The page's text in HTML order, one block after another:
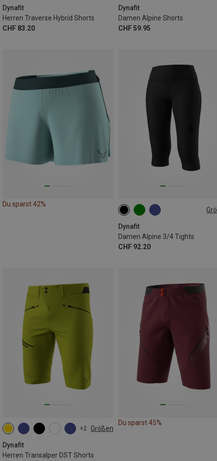
Dynafit
Herren Traverse Hybrid Shorts
CHF 83.20
Dynafit
Damen Alpine Shorts
CHF 59.95
Du sparst 42%
Dynafit
Damen Alpine 3/4 Tights
CHF 92.20
XS S M
+2 Größen
Dynafit
Herren Transalper DST Shorts
S M L XL XXL
Du sparst 45%